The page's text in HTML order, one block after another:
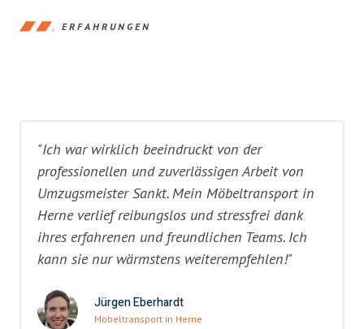
ERFAHRUNGEN
"Ich war wirklich beeindruckt von der
professionellen und zuverlässigen Arbeit von
Umzugsmeister Sankt. Mein Möbeltransport in
Herne verlief reibungslos und stressfrei dank
ihres erfahrenen und freundlichen Teams. Ich
kann sie nur wärmstens weiterempfehlen!"
Jürgen Eberhardt
Möbeltransport in Herne